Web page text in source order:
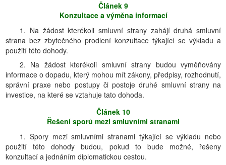
Článek 9
Konzultace a výměna informací
1. Na žádost kterékoli smluvní strany zahájí druhá smluvní
strana bez zbytečného prodlení konzultace týkající se výkladu a
použití této dohody.
2. Na žádost kterékoli smluvní strany budou vyměňovány
informace o dopadu, který mohou mít zákony, předpisy, rozhodnutí,
správní praxe nebo postupy či postoje druhé smluvní strany na
investice, na které se vztahuje tato dohoda.
Článek 10
Řešení sporů mezi smluvními stranami
1. Spory mezi smluvními stranami týkající se výkladu nebo
použití této dohody budou, pokud to bude možné, řešeny
konzultací a jednáním diplomatickou cestou.